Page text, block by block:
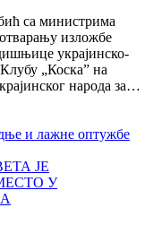
са министрима
изложбе
украјинско-
„Коска” на
народа за…
и лажне оптужбе
ЈЕ
У